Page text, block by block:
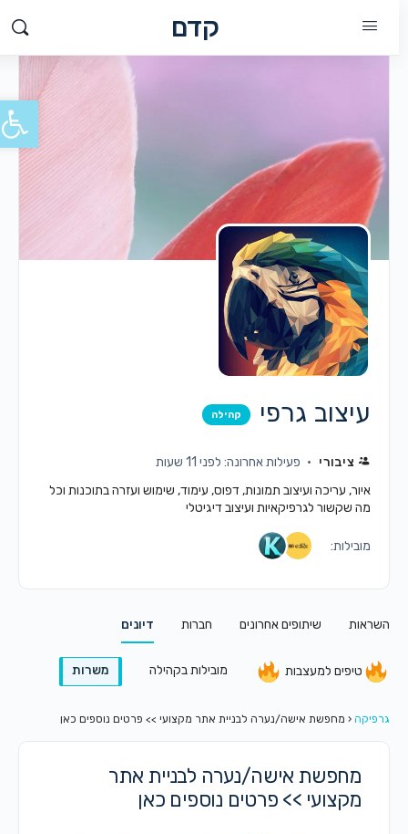
קדם
עיצוב גרפי קהילה
ציבורי
פעילות אחרונה: לפני 11 שעות
איור, עריכה ועיצוב תמונות, דפוס, עימוד, שימוש ועזרה בתוכנות וכל
מה שקשור לגרפיקאיות ועיצוב דיגיטלי
מובילות:
השראות שיתופים אחרונים חברות דיונים
טיפים למעצבות מובילות בקהילה משרות
גרפיקה ‹ מחפשת אישה/נערה לבניית אתר מקצועי >> פרטים נוספים כאן
מחפשת אישה/נערה לבניית אתר
מקצועי >> פרטים נוספים כאן
פתח